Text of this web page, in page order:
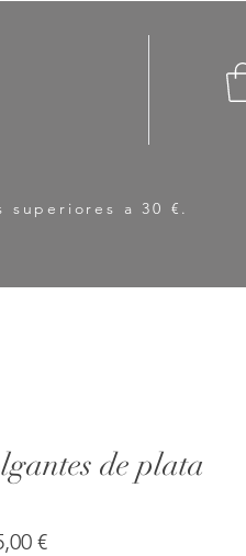
a 30 €.
de plata
€Precio